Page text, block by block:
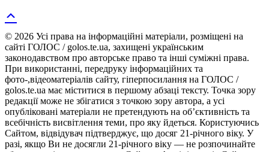
© 2026 Усі права на інформаційні матеріали, розміщені на
сайті ГОЛОС / golos.te.ua, захищені українським
законодавством про авторське право та інші суміжні права.
При використанні, передруку інформаційних та
фото-,відеоматеріалів сайту, гіперпосилання на ГОЛОС /
golos.te.ua має міститися в першому абзаці тексту. Точка зору
редакції може не збігатися з точкою зору автора, а усі
опубліковані матеріали не претендують на об’єктивність та
всебічність висвітлення теми, про яку йдеться. Користуючись
Сайтом, відвідувач підтверджує, що досяг 21-річного віку. У
разі, якщо Ви не досягли 21-річного віку — не розпочинайте